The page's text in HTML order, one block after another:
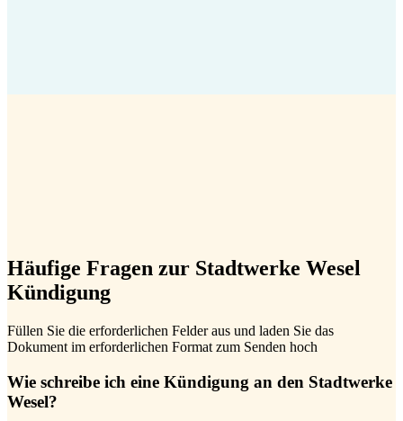
Häufige Fragen zur Stadtwerke Wesel
Kündigung
Füllen Sie die erforderlichen Felder aus und laden Sie das
Dokument im erforderlichen Format zum Senden hoch
Wie schreibe ich eine Kündigung an den Stadtwerke
Wesel?